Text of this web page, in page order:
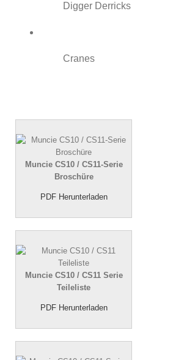
Digger Derricks
Cranes
Muncie CS10 / CS11-Serie
Broschüre
PDF Herunterladen
Muncie CS10 / CS11 Serie
Teileliste
PDF Herunterladen